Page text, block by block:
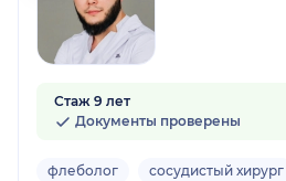
Стаж 9 лет
Документы проверены
флеболог сосудистый хирург